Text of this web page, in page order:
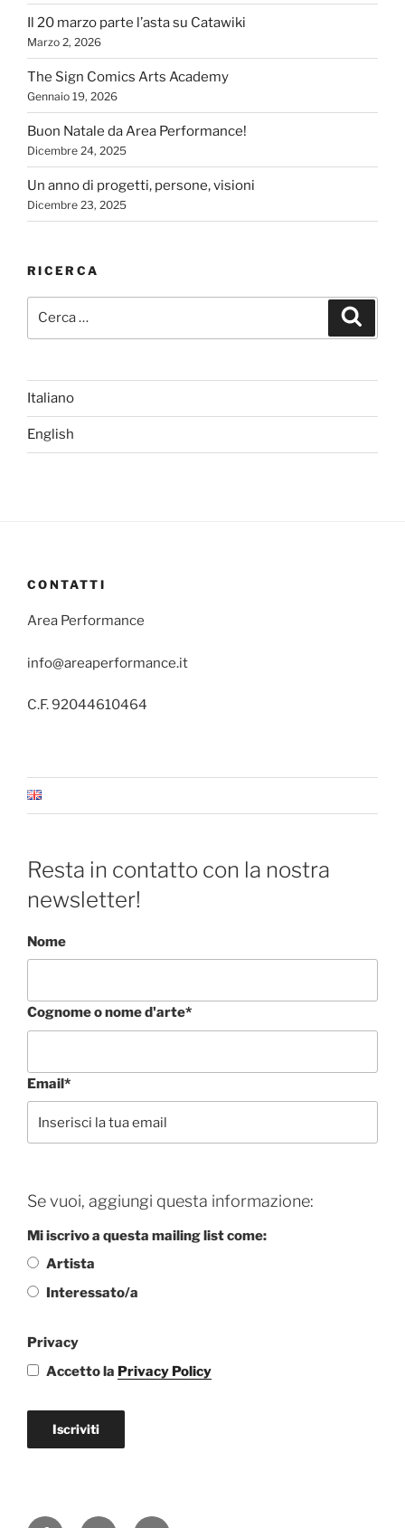
Il 20 marzo parte l’asta su Catawiki
Marzo 2, 2026
The Sign Comics Arts Academy
Gennaio 19, 2026
Buon Natale da Area Performance!
Dicembre 24, 2025
Un anno di progetti, persone, visioni
Dicembre 23, 2025
RICERCA
Italiano
English
CONTATTI
Area Performance
info@areaperformance.it
C.F. 92044610464
Resta in contatto con la nostra
newsletter!
Nome
Cognome o nome d'arte*
Email*
Se vuoi, aggiungi questa informazione:
Mi iscrivo a questa mailing list come:
Artista
Interessato/a
Privacy
Accetto la Privacy Policy
Iscriviti